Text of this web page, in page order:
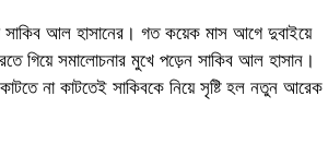
সাকিব আল হাসানের। গত কয়েক মাস আগে দুবাইয়ে
গিয়ে সমালোচনার মুখে পড়েন সাকিব আল হাসান।
না কাটতেই সাকিবকে নিয়ে সৃষ্টি হল নতুন আরেক